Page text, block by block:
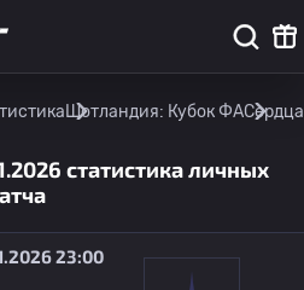
Шотландия: Кубок ФА
статистика личных
23:00